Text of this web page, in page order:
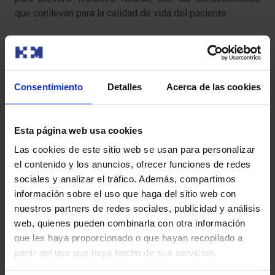
Consentimiento Detalles Acerca de las cookies
Esta página web usa cookies
Las cookies de este sitio web se usan para personalizar
el contenido y los anuncios, ofrecer funciones de redes
sociales y analizar el tráfico. Además, compartimos
información sobre el uso que haga del sitio web con
nuestros partners de redes sociales, publicidad y análisis
web, quienes pueden combinarla con otra información
que les haya proporcionado o que hayan recopilado a
partir del uso que haya hecho de sus servicios.
que conllevan para la calidad de vida del paciente.
Una vez diagnosticada la enfermedad, es necesario
determinar qué pacientes necesitan tratamiento. El Dr.
Oteo manifiesta que «según las Guías Clínicas
sufrido una fractura de cadera o vertebral y aquellos con
diagnóstico de osteoporosis en la densitometría». En
caso de osteopenia, pérdida ósea menos severa que la
de la osteoporosis, se deben evaluar los factores de
riesgo para si es necesario o no recibir tratamiento.
Actualmente existen tratamientos que permiten tanto